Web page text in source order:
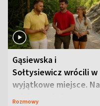
Gąsiewska i
Sołtysiewicz wrócili w
wyjątkowe miejsce. Na
szlaku czekał
Rozmowy